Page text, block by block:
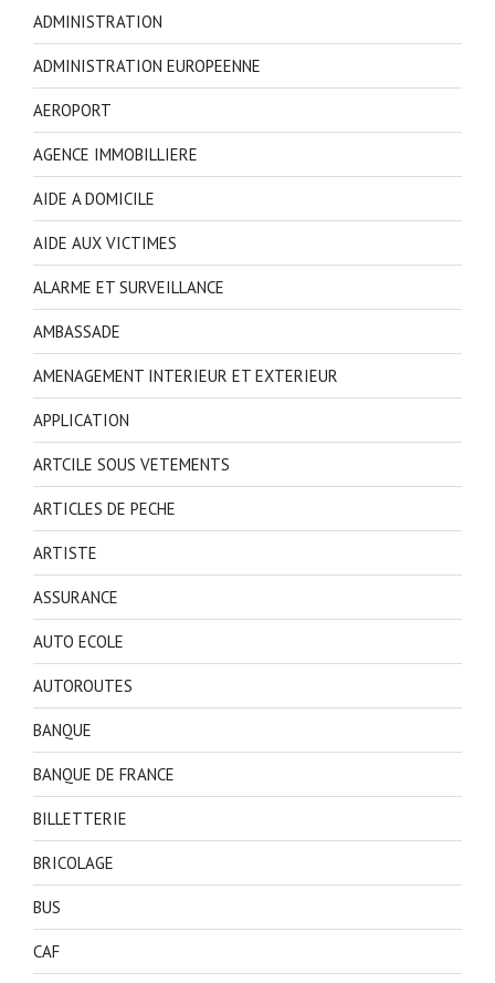
ADMINISTRATION
ADMINISTRATION EUROPEENNE
AEROPORT
AGENCE IMMOBILLIERE
AIDE A DOMICILE
AIDE AUX VICTIMES
ALARME ET SURVEILLANCE
AMBASSADE
AMENAGEMENT INTERIEUR ET EXTERIEUR
APPLICATION
ARTCILE SOUS VETEMENTS
ARTICLES DE PECHE
ARTISTE
ASSURANCE
AUTO ECOLE
AUTOROUTES
BANQUE
BANQUE DE FRANCE
BILLETTERIE
BRICOLAGE
BUS
CAF